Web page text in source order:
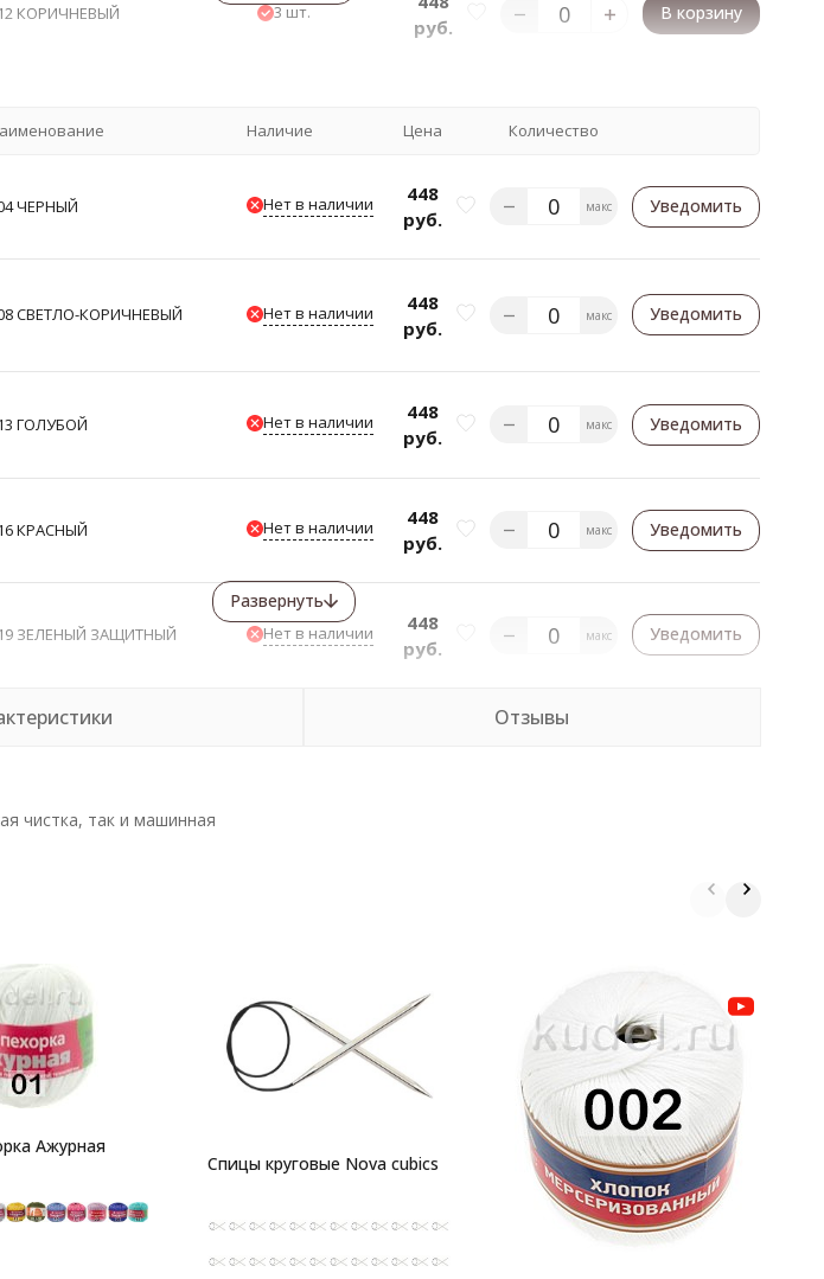
КОРИЧНЕВЫЙ 3 шт.
руб.
В корзину
Наличие Цена Количество
ЧЕРНЫЙ Нет в наличии
448
руб.
макс Уведомить
СВЕТЛО-КОРИЧНЕВЫЙ Нет в наличии
448
руб.
макс Уведомить
ГОЛУБОЙ Нет в наличии
448
руб.
макс Уведомить
КРАСНЫЙ Нет в наличии
448
руб.
макс Уведомить
ЗЕЛЕНЫЙ ЗАЩИТНЫЙ Нет в наличии
448
руб.
макс Уведомить
Развернуть
Отзывы
чистка, так и машинная
Ажурная
Спицы круговые Nova cubics